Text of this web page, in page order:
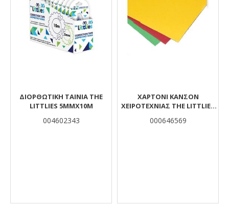
ΔΙΟΡΘΩΤΙΚΉ ΤΑΙΝΊΑ THE
LITTLIES 5MMX10M
004602343
ΧΑΡΤΌΝΙ ΚΑΝΣΌΝ
ΧΕΙΡΟΤΕΧΝΊΑΣ THE LITTLIES
000646569